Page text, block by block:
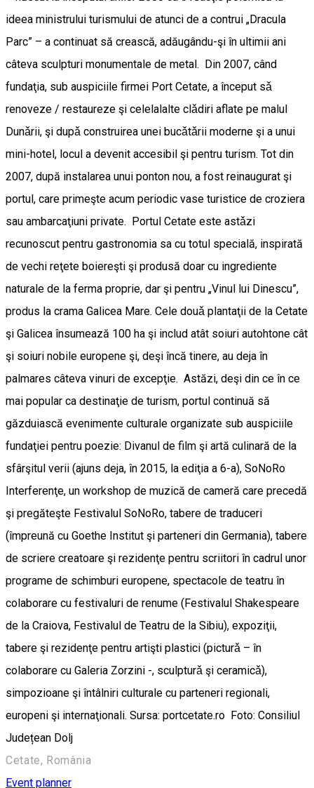
ideea ministrului turismului de atunci de a contrui „Dracula
Parc” – a continuat să crească, adăugându-şi în ultimii ani
câteva sculpturi monumentale de metal. Din 2007, când
fundaţia, sub auspiciile firmei Port Cetate, a început sǎ
renoveze / restaureze şi celelalalte clǎdiri aflate pe malul
Dunǎrii, şi dupǎ construirea unei bucǎtǎrii moderne şi a unui
mini-hotel, locul a devenit accesibil şi pentru turism. Tot din
2007, după instalarea unui ponton nou, a fost reinaugurat şi
portul, care primeşte acum periodic vase turistice de croziera
sau ambarcaţiuni private. Portul Cetate este astǎzi
recunoscut pentru gastronomia sa cu totul specială, inspirată
de vechi reţete boiereşti şi produsă doar cu ingrediente
naturale de la ferma proprie, dar şi pentru „Vinul lui Dinescu”,
produs la crama Galicea Mare. Cele douǎ plantaţii de la Cetate
şi Galicea însumează 100 ha şi includ atât soiuri autohtone cât
şi soiuri nobile europene şi, deşi încă tinere, au deja în
palmares câteva vinuri de excepţie. Astăzi, deşi din ce în ce
mai popular ca destinaţie de turism, portul continuă să
găzduiască evenimente culturale organizate sub auspiciile
fundaţiei pentru poezie: Divanul de film şi artă culinară de la
sfârşitul verii (ajuns deja, în 2015, la ediţia a 6-a), SoNoRo
Interferenţe, un workshop de muzică de cameră care precedă
şi pregăteşte Festivalul SoNoRo, tabere de traduceri
(împreună cu Goethe Institut şi parteneri din Germania), tabere
de scriere creatoare şi rezidenţe pentru scriitori în cadrul unor
programe de schimburi europene, spectacole de teatru în
colaborare cu festivaluri de renume (Festivalul Shakespeare
de la Craiova, Festivalul de Teatru de la Sibiu), expoziţii,
tabere şi rezidenţe pentru artişti plastici (picturǎ – în
colaborare cu Galeria Zorzini -, sculpturǎ şi ceramicǎ),
simpozioane şi întâlniri culturale cu parteneri regionali,
europeni şi internaţionali. Sursa: portcetate.ro Foto: Consiliul
Județean Dolj
Cetate, România
Event planner